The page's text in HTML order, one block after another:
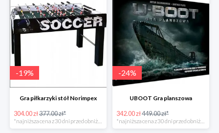
-19%
Gra piłkarzyki stół Norimpex
304.00 zł377.00 zł*
*najniższa cena z 30 dni przed obniżką
-24%
UBOOT Gra planszowa
342.00 zł449.00 zł*
*najniższa cena z 30 dni przed obniżką